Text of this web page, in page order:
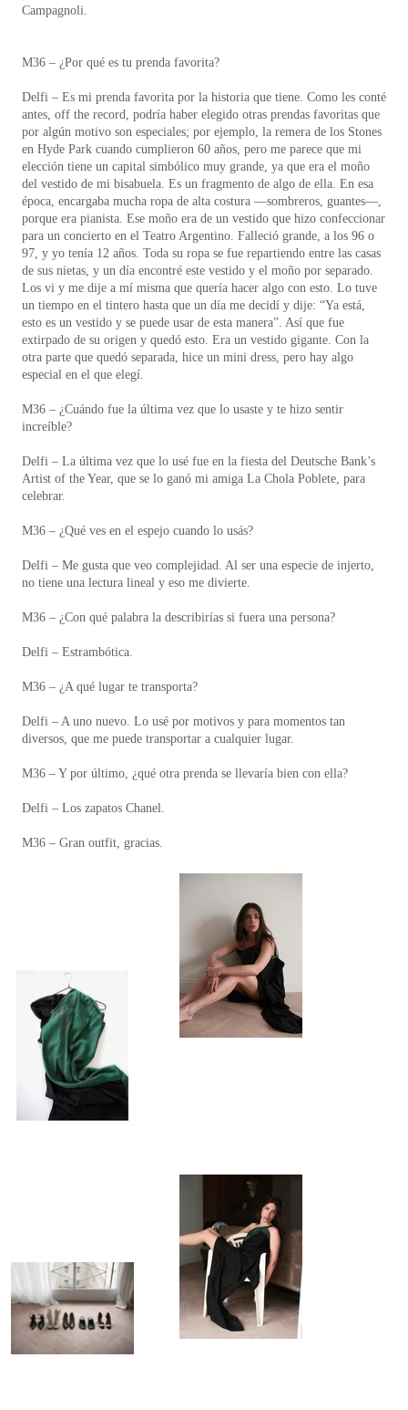
Campagnoli.
M36 – ¿Por qué es tu prenda favorita?
Delfi – Es mi prenda favorita por la historia que tiene. Como les conté
antes, off the record, podría haber elegido otras prendas favoritas que
por algún motivo son especiales; por ejemplo, la remera de los Stones
en Hyde Park cuando cumplieron 60 años, pero me parece que mi
elección tiene un capital simbólico muy grande, ya que era el moño
del vestido de mi bisabuela. Es un fragmento de algo de ella. En esa
época, encargaba mucha ropa de alta costura —sombreros, guantes—,
porque era pianista. Ese moño era de un vestido que hizo confeccionar
para un concierto en el Teatro Argentino. Falleció grande, a los 96 o
97, y yo tenía 12 años. Toda su ropa se fue repartiendo entre las casas
de sus nietas, y un día encontré este vestido y el moño por separado.
Los vi y me dije a mí misma que quería hacer algo con esto. Lo tuve
un tiempo en el tintero hasta que un día me decidí y dije: “Ya está,
esto es un vestido y se puede usar de esta manera”. Así que fue
extirpado de su origen y quedó esto. Era un vestido gigante. Con la
otra parte que quedó separada, hice un mini dress, pero hay algo
especial en el que elegí.
M36 – ¿Cuándo fue la última vez que lo usaste y te hizo sentir
increíble?
Delfi – La última vez que lo usé fue en la fiesta del Deutsche Bank’s
Artist of the Year, que se lo ganó mi amiga La Chola Poblete, para
celebrar.
M36 – ¿Qué ves en el espejo cuando lo usás?
Delfi – Me gusta que veo complejidad. Al ser una especie de injerto,
no tiene una lectura lineal y eso me divierte.
M36 – ¿Con qué palabra la describirías si fuera una persona?
Delfi – Estrambótica.
M36 – ¿A qué lugar te transporta?
Delfi – A uno nuevo. Lo usé por motivos y para momentos tan
diversos, que me puede transportar a cualquier lugar.
M36 – Y por último, ¿qué otra prenda se llevaría bien con ella?
Delfi – Los zapatos Chanel.
M36 – Gran outfit, gracias.